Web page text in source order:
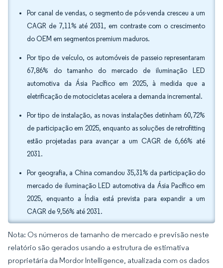
Por canal de vendas, o segmento de pós-venda cresceu a um
CAGR de 7,11% até 2031, em contraste com o crescimento
do OEM em segmentos premium maduros.
Por tipo de veículo, os automóveis de passeio representaram
67,86% do tamanho do mercado de iluminação LED
automotiva da Ásia Pacífico em 2025, à medida que a
eletrificação de motocicletas acelera a demanda incremental.
Por tipo de instalação, as novas instalações detinham 60,72%
de participação em 2025, enquanto as soluções de retrofitting
estão projetadas para avançar a um CAGR de 6,66% até
2031.
Por geografia, a China comandou 35,31% da participação do
mercado de iluminação LED automotiva da Ásia Pacífico em
2025, enquanto a Índia está prevista para expandir a um
CAGR de 9,56% até 2031.
Nota: Os números de tamanho de mercado e previsão neste
relatório são gerados usando a estrutura de estimativa
proprietária da Mordor Intelligence, atualizada com os dados